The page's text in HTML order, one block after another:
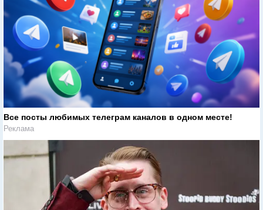
Все посты любимых телеграм каналов в одном месте!
Реклама